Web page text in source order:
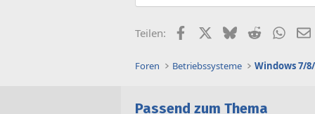
Teilen: FacebookX (Twitter)
BlueskyReddit
Foren Betriebssysteme Windows 7/
Passend zum Thema